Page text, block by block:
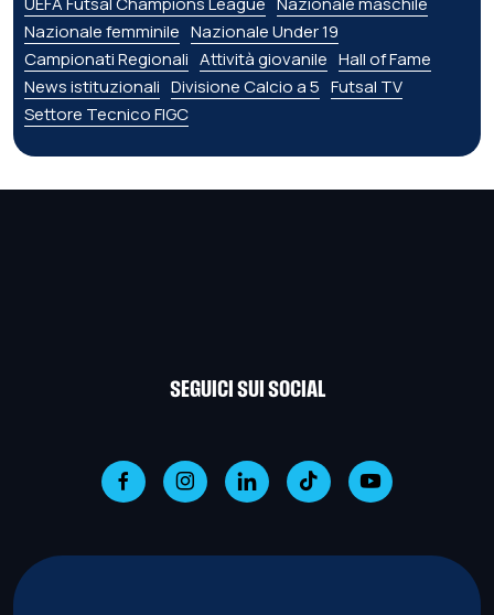
Nazionale femminile Nazionale Under 19
Campionati Regionali Attività giovanile Hall of Fame
News istituzionali Divisione Calcio a 5 Futsal TV
Settore Tecnico FIGC
SEGUICI SUI SOCIAL